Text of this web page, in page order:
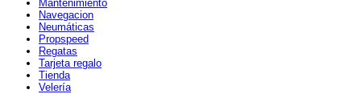
Mantenimiento
Navegacion
Neumáticas
Propspeed
Regatas
Tarjeta regalo
Tienda
Velería